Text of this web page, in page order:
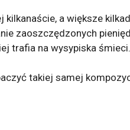
a większe
zaoszczędzonych
trafia na wysypiska
takiej samej